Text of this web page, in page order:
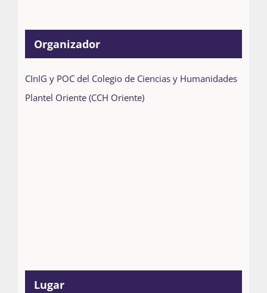
Organizador
CInIG y POC del Colegio de Ciencias y Humanidades
Plantel Oriente (CCH Oriente)
Lugar